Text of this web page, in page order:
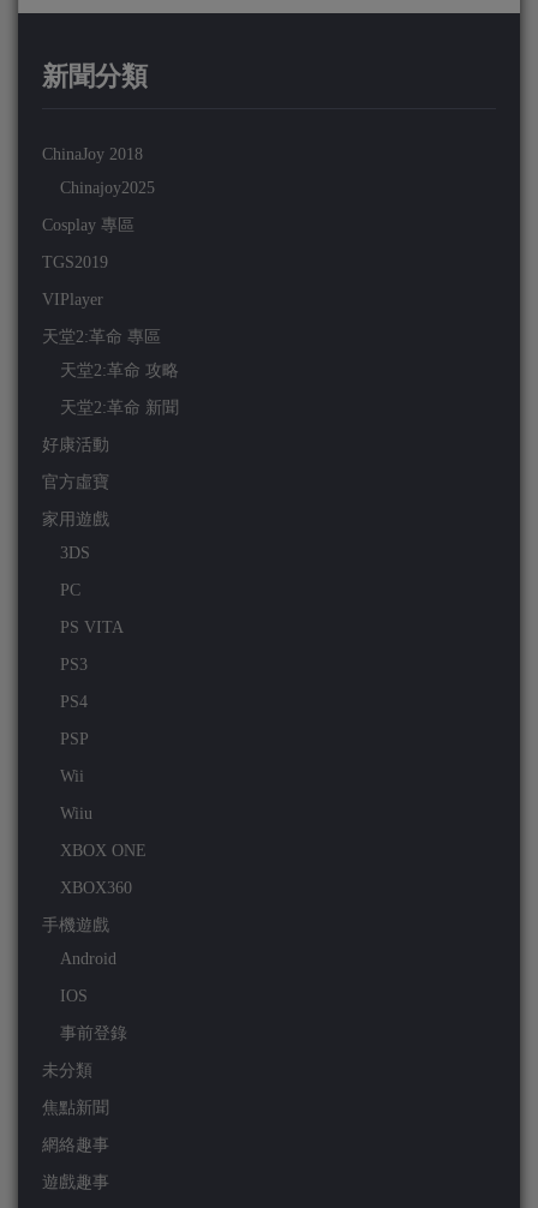
新聞分類
ChinaJoy 2018
Chinajoy2025
Cosplay 專區
TGS2019
VIPlayer
天堂2:革命 專區
天堂2:革命 攻略
天堂2:革命 新聞
好康活動
官方虛寶
家用遊戲
3DS
PC
PS VITA
PS3
PS4
PSP
Wii
Wiiu
XBOX ONE
XBOX360
手機遊戲
Android
IOS
事前登錄
未分類
焦點新聞
網絡趣事
遊戲趣事